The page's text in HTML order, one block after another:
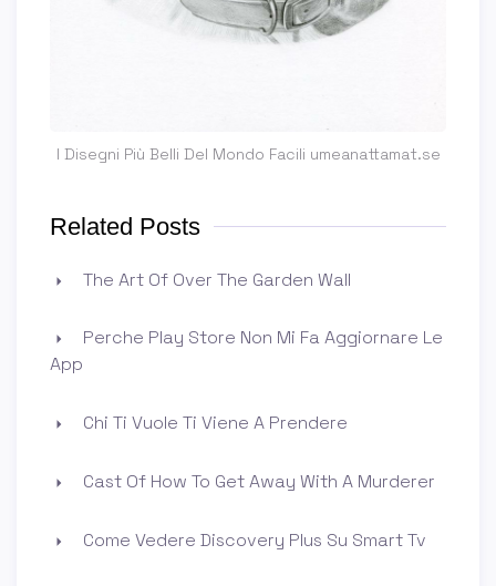
I Disegni Più Belli Del Mondo Facili umeanattamat.se
Related Posts
The Art Of Over The Garden Wall
Perche Play Store Non Mi Fa Aggiornare Le
App
Chi Ti Vuole Ti Viene A Prendere
Cast Of How To Get Away With A Murderer
Come Vedere Discovery Plus Su Smart Tv